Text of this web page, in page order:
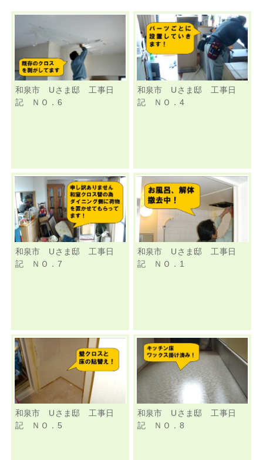
和泉市 Uさま邸 工事日
記 ＮＯ．6
和泉市 Uさま邸 工事日
記 ＮＯ．4
和泉市 Uさま邸 工事日
記 ＮＯ．7
和泉市 Uさま邸 工事日
記 ＮＯ．1
和泉市 Uさま邸 工事日
記 ＮＯ．5
和泉市 Uさま邸 工事日
記 ＮＯ．8